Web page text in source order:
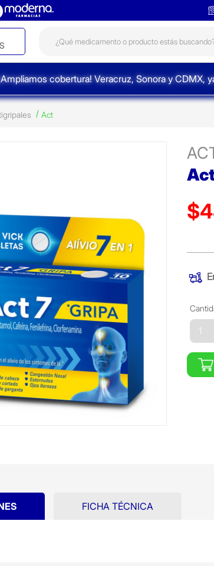
cobertura! Veracruz, Sonora y CDMX,
Act
FICHA TÉCNICA